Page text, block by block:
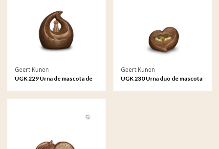
Geert Kunen
UGK 229 Urna de mascota de
Geert Kunen
UGK 230 Urna duo de mascota